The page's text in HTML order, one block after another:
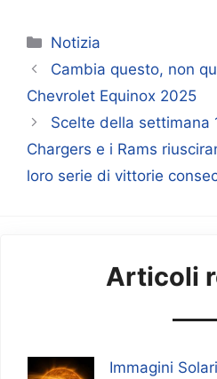
Categorie
Notizia
Cambia questo, non
Chevrolet Equinox 2025
Scelte della settimana
Chargers e i Rams
loro serie di vittorie
Articoli
Immagini